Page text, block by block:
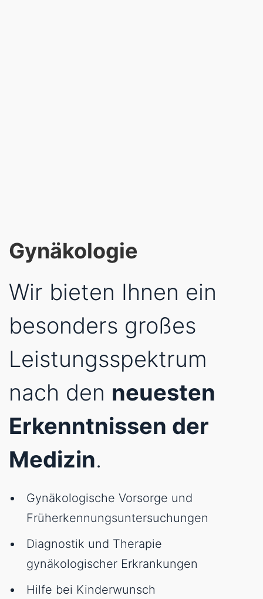
Gynäkologie
Wir bieten Ihnen ein
besonders großes
Leistungsspektrum
nach den neuesten
Erkenntnissen der
Medizin.
Gynäkologische Vorsorge und
Früherkennungsuntersuchungen
Diagnostik und Therapie
gynäkologischer Erkrankungen
Hilfe bei Kinderwunsch